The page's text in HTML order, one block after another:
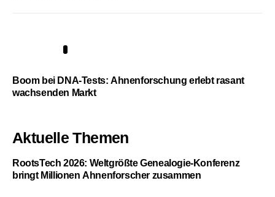
Boom bei DNA-Tests: Ahnenforschung erlebt rasant
wachsenden Markt
Aktuelle Themen
RootsTech 2026: Weltgrößte Genealogie-Konferenz
bringt Millionen Ahnenforscher zusammen